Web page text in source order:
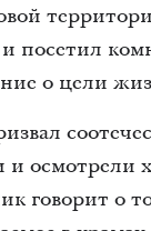
посетил
о цели
осмотрели
говорит о